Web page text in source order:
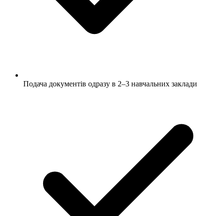
Подача документів одразу в 2–3 навчальних заклади